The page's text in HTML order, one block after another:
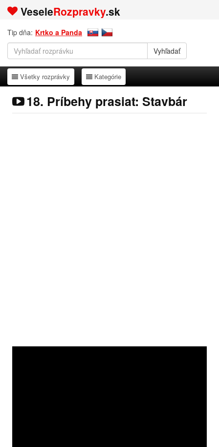
VeseleRozpravky.sk
Tip dňa: Krtko a Panda
Všetky rozprávky
Všetky rozprávky Kategórie
Kategórie
18. Príbehy prasiat: Stavbár